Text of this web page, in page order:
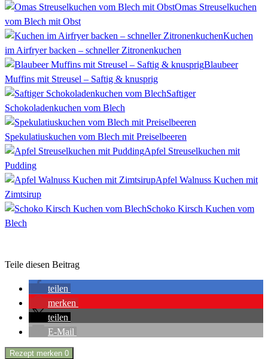
Omas Streuselkuchen
vom Blech mit Obst
Kuchen
im Airfryer backen – schneller Zitronenkuchen
Blaubeer
Muffins mit Streusel – Saftig & knusprig
Saftiger
Schokoladenkuchen vom Blech
Spekulatiuskuchen vom Blech mit Preiselbeeren
Apfel Streuselkuchen mit
Pudding
Apfel Walnuss Kuchen mit
Zimtsirup
Schoko Kirsch Kuchen vom
Blech
Teile diesen Beitrag
teilen
merken
teilen
E-Mail
Rezept merken 0